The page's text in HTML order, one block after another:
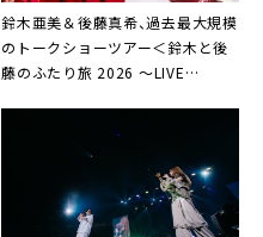
鈴木亜美＆後藤真希、過去最大規模
のトークショーツアー＜鈴⽊と後
藤のふたり旅 2026 〜LIVE